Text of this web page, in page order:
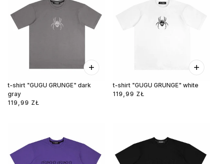
t-shirt "GUGU GRUNGE" dark
gray
119,99 ZŁ
t-shirt "GUGU GRUNGE" white
119,99 ZŁ